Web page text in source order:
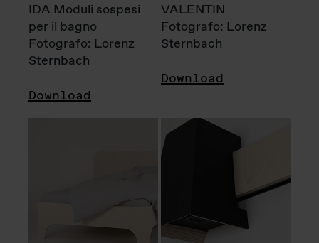
IDA Moduli sospesi
per il bagno
Fotografo: Lorenz
Sternbach
Download
VALENTIN
Fotografo: Lorenz
Sternbach
Download